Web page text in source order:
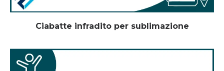
Ciabatte infradito per sublimazione